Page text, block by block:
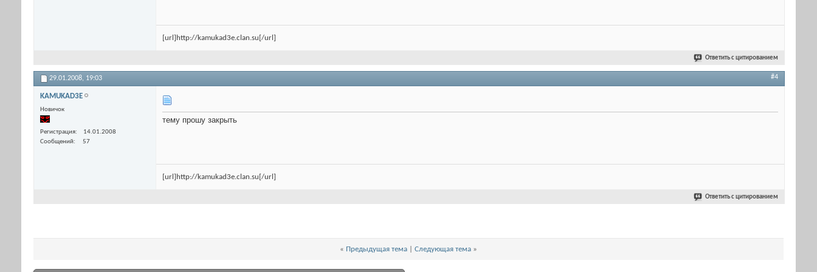
[url]http://kamukad3e.clan.su[/url]
Ответить с цитированием
29.01.2008, 19:03 #4
KAMUKAD3E
Новичок
Регистрация
14.01.2008
Сообщений
57
тему прошу закрыть
[url]http://kamukad3e.clan.su[/url]
Ответить с цитированием
« Предыдущая тема Следующая тема »